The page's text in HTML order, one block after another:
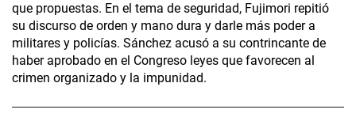
que propuestas. En el tema de seguridad, Fujimori repitió
su discurso de orden y mano dura y darle más poder a
militares y policías. Sánchez acusó a su contrincante de
haber aprobado en el Congreso leyes que favorecen al
crimen organizado y la impunidad.